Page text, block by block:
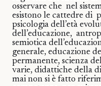
osservare che nel
esistono le cattedre di
psicologia dell’età
dell’educazione,
semiotica
generale, educazione
permanente, scienza
varie, didattiche della
mai non si è fatto